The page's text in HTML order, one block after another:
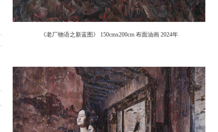
《老厂物语之新蓝图》 150cmx200cm 布面油画 2024年